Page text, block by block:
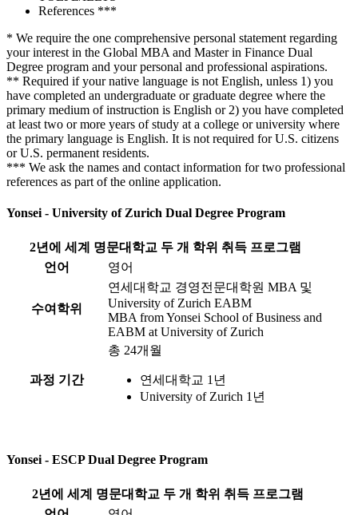
References ***
* We require the one comprehensive personal statement regarding
your interest in the Global MBA and Master in Finance Dual
Degree program and your personal and professional aspirations.
** Required if your native language is not English, unless 1) you
have completed an undergraduate or graduate degree where the
primary medium of instruction is English or 2) you have completed
at least two or more years of study at a college or university where
the primary language is English. It is not required for U.S. citizens
or U.S. permanent residents.
*** We ask the names and contact information for two professional
references as part of the online application.
Yonsei - University of Zurich Dual Degree Program
2년에 세계 명문대학교 두 개 학위 취득 프로그램
언어
영어
수여학위
연세대학교 경영전문대학원 MBA 및
University of Zurich EABM
MBA from Yonsei School of Business and
EABM at University of Zurich
과정 기간
총 24개월
연세대학교 1년
University of Zurich 1년
Yonsei - ESCP Dual Degree Program
2년에 세계 명문대학교 두 개 학위 취득 프로그램